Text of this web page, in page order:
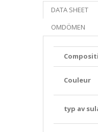
DATA SHEET
OMDÖMEN
Couleur
typ av